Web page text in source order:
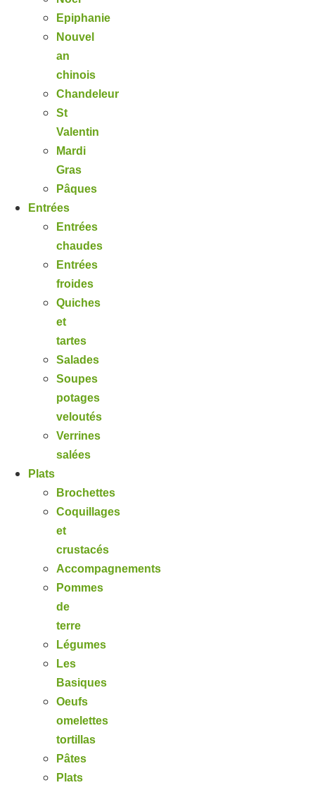
Epiphanie
Nouvel
an
chinois
Chandeleur
St
Valentin
Mardi
Gras
Pâques
Entrées
Entrées
chaudes
Entrées
froides
Quiches
et
tartes
Salades
Soupes
potages
veloutés
Verrines
salées
Plats
Brochettes
Coquillages
et
crustacés
Accompagnements
Pommes
de
terre
Légumes
Les
Basiques
Oeufs
omelettes
tortillas
Pâtes
Plats